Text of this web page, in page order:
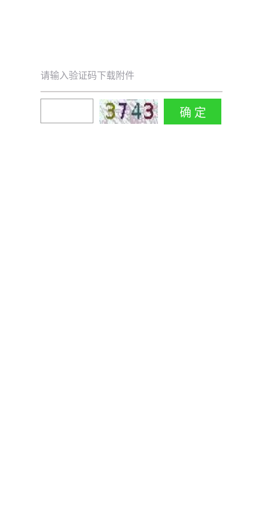
请输入验证码下载附件